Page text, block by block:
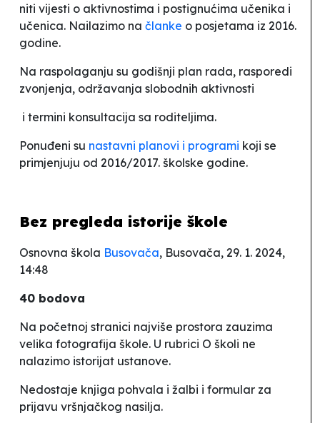
niti vijesti o aktivnostima i postignućima učenika i
učenica. Nailazimo na članke o posjetama iz 2016.
godine.
Na raspolaganju su godišnji plan rada, rasporedi
zvonjenja, održavanja slobodnih aktivnosti
i termini konsultacija sa roditeljima.
Ponuđeni su nastavni planovi i programi koji se
primjenjuju od 2016/2017. školske godine.
Bez pregleda istorije škole
Osnovna škola Busovača, Busovača, 29. 1. 2024,
14:48
40 bodova
Na početnoj stranici najviše prostora zauzima
velika fotografija škole. U rubrici O školi ne
nalazimo istorijat ustanove.
Nedostaje knjiga pohvala i žalbi i formular za
prijavu vršnjačkog nasilja.